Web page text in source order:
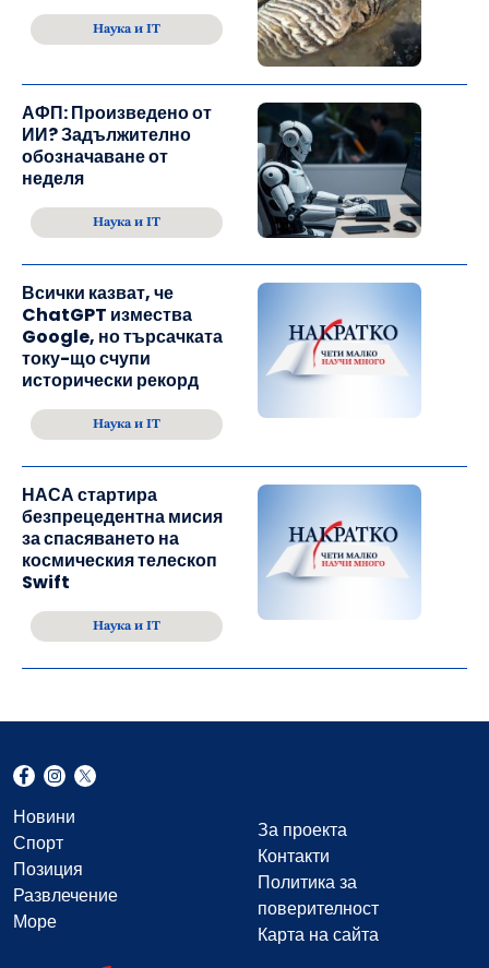
Наука и IT
АФП: Произведено от
ИИ? Задължително
обозначаване от
неделя
Наука и IT
Всички казват, че
ChatGPT измества
Google, но търсачката
току-що счупи
исторически рекорд
Наука и IT
НАСА стартира
безпрецедентна мисия
за спасяването на
космическия телескоп
Swift
Наука и IT
Новини
Спорт
Позиция
Развлечение
Море
За проекта
Контакти
Политика за
поверителност
Карта на сайта